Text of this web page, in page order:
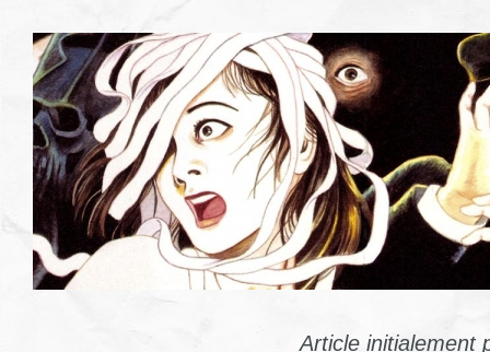
Article initialement